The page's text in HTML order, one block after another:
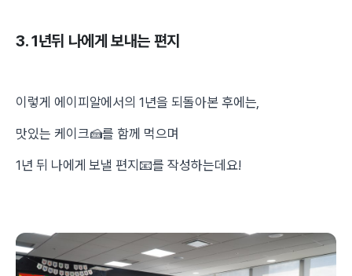
3. 1년뒤 나에게 보내는 편지
이렇게 에이피알에서의 1년을 되돌아본 후에는,
맛있는 케이크🍰를 함께 먹으며
1년 뒤 나에게 보낼 편지📧를 작성하는데요!